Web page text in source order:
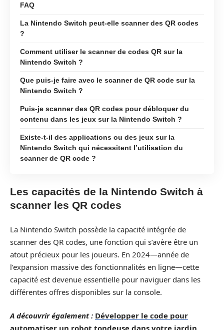
FAQ
La Nintendo Switch peut-elle scanner des QR codes
?
Comment utiliser le scanner de codes QR sur la
Nintendo Switch ?
Que puis-je faire avec le scanner de QR code sur la
Nintendo Switch ?
Puis-je scanner des QR codes pour débloquer du
contenu dans les jeux sur la Nintendo Switch ?
Existe-t-il des applications ou des jeux sur la
Nintendo Switch qui nécessitent l’utilisation du
scanner de QR code ?
Les capacités de la Nintendo Switch à
scanner les QR codes
La Nintendo Switch possède la capacité intégrée de
scanner des QR codes, une fonction qui s’avère être un
atout précieux pour les joueurs. En 2024—année de
l’expansion massive des fonctionnalités en ligne—cette
capacité est devenue essentielle pour naviguer dans les
différentes offres disponibles sur la console.
A découvrir également : Développer le code pour
automatiser un robot tondeuse dans votre jardin